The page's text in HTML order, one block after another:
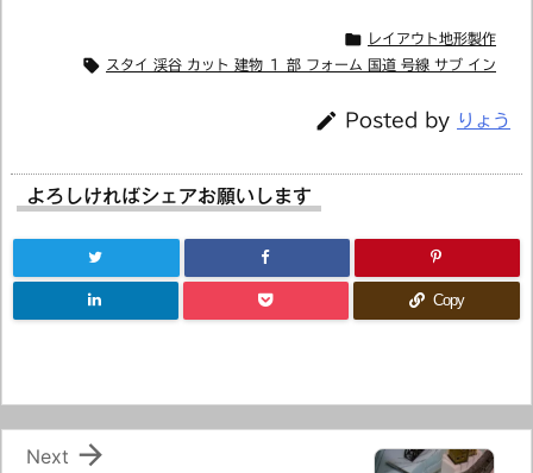
 レイアウト地形製作
 スタイ 渓谷 カット 建物 １ 部 フォーム 国道 号線 サブ イン
 Posted by りょう
よろしければシェアお願いします
Copy

Next